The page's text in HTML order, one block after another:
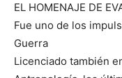
EL HOMENAJE DE
Fue uno de los
Guerra
Licenciado también